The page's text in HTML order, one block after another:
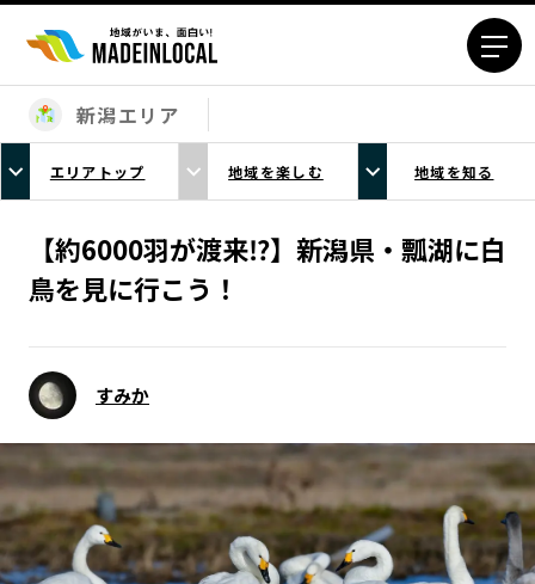
エリアから探す
北海道エリア
青森エリア
岩手エリア
宮城エリア
秋田エリア
山形エリア
福島エリア
栃木エリア
群馬エリア
埼玉エリア
東京23区エリア
神奈川エリア
新潟エリア
富山エリア
石川エリア
福井エリア
山梨エリア
長野エリア
岐阜エリア
新潟エリア
エリアトップ 地域を楽しむ 地域を知る
【約6000羽が渡来⁉️】新潟県・瓢湖に白
鳥を見に行こう！
すみか